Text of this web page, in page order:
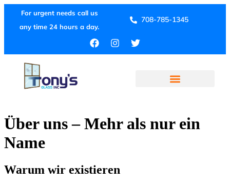
For urgent needs call us
any time 24 hours a day.
708-785-1345
Über uns – Mehr als nur ein
Name
Warum wir existieren